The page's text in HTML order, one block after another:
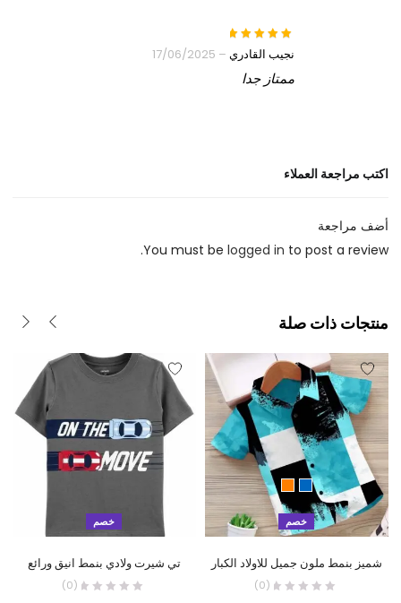
نجيب القادري –
17/06/2025
ممتاز جدا
اكتب مراجعة العملاء
أضف مراجعة
You must be logged in to post a review.
منتجات ذات صلة
خصم
تي شيرت ولادي بنمط انيق ورائع
(0)
خصم
شميز بنمط ملون جميل للاولاد الكبار
(0)